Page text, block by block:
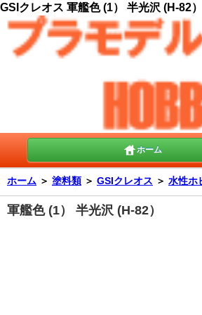
GSIクレオス 軍艦色 (1） 半光沢 (H-82
ホーム
ホーム ＞ 塗料類 ＞ GSIクレオス ＞ 水性ホ
軍艦色 (1） 半光沢 (H-82）